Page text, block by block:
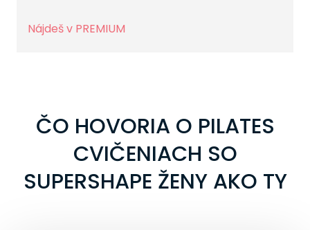
Nájdeš v PREMIUM
ČO HOVORIA O PILATES
CVIČENIACH SO
SUPERSHAPE ŽENY AKO TY